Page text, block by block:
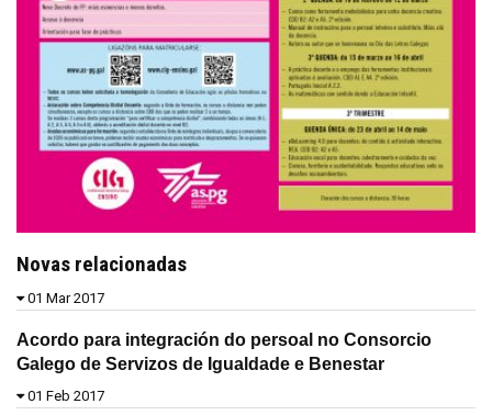
Novas relacionadas
01 Mar 2017
Acordo para integración do persoal no Consorcio
Galego de Servizos de Igualdade e Benestar
01 Feb 2017